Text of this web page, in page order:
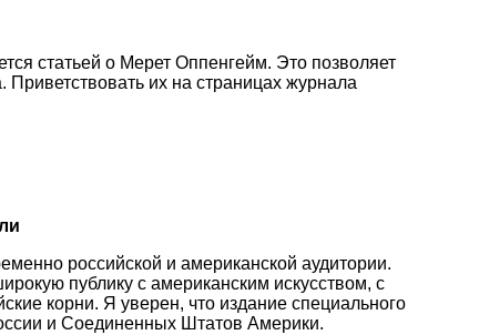
статьей о Мерет Оппенгейм. Это позволяет
Приветствовать их на страницах журнала
российской и американской аудитории.
публику с американским искусством, с
корни. Я уверен, что издание специального
и Соединенных Штатов Америки.